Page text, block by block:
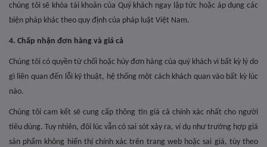
chúng tôi sẽ khóa tài khoản của Quý khách ngay lập tức hoặc áp dụng các
biện pháp khác theo quy định của pháp luật Việt Nam.
4. Chấp nhận đơn hàng và giá cả
Chúng tôi có quyền từ chối hoặc hủy đơn hàng của quý khách vì bất kỳ lý do
gì liên quan đến lỗi kỹ thuật, hệ thống một cách khách quan vào bất kỳ lúc
nào.
Chúng tôi cam kết sẽ cung cấp thông tin giá cả chính xác nhất cho người
tiêu dùng. Tuy nhiên, đôi lúc vẫn có sai sót xảy ra, ví dụ như trường hợp giá
sản phẩm không hiển thị chính xác trên trang web hoặc sai giá, tùy theo